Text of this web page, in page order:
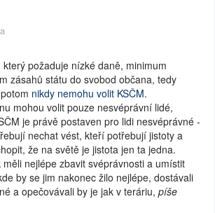
který požaduje nízké daně, minimum
zásahů státu do svobod občana, tedy
nikdy nemohu volit KSČM.
mohou volit pouze nesvéprávní lidé,
je právě postaven pro lidi nesvéprávné -
nechat vést, kteří potřebují jistoty a
že na světě je jistota jen ta jedna.
měli nejlépe zbavit svéprávnosti a umístit
by se jim nakonec žilo nejlépe, dostávali
a opečovávali by je jak v teráriu, píše